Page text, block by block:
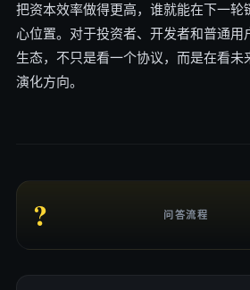
把资本效率做得更高，谁就能在下一轮
心位置。对于投资者、开发者和普通用
生态，不只是看一个协议，而是在看未
演化方向。
? 问答流程